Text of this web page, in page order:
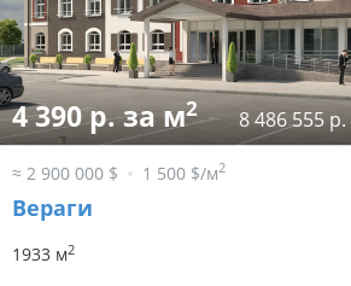
4 390 р. за м2 8 486 555 р.
≈ 2 900 000 $ 1 500 $/м2
Вераги
1933 м2